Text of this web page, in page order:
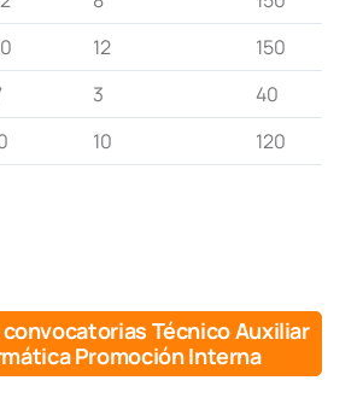
12
150
3
40
10 120
Técnico Auxiliar
Promoción Interna